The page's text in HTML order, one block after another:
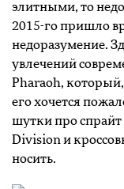
элитными, то
2015-го пришло
недоразумение.
увлечений
Pharaoh,
его хочется
шутки про спрайт
Division и
носить.